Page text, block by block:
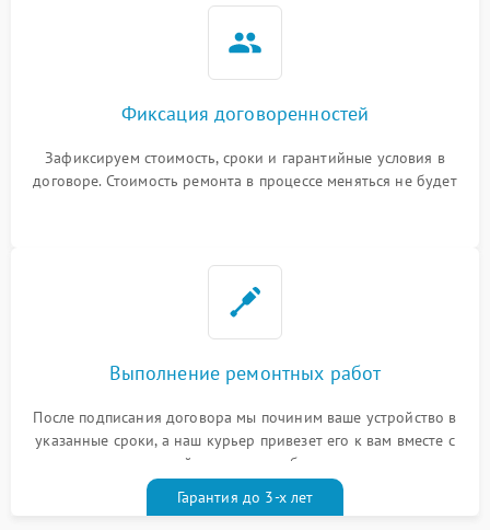
Фиксация договоренностей
Зафиксируем стоимость, сроки и гарантийные условия в
договоре. Стоимость ремонта в процессе меняться не будет
Выполнение ремонтных работ
После подписания договора мы починим ваше устройство в
указанные сроки, а наш курьер привезет его к вам вместе с
гарантийным талоном бесплатно
Гарантия до 3-х лет